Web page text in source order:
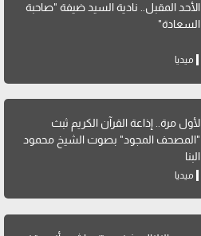
الأحد المقبل.. نادية السيد ضيفة "صاحبة
السعادة"
ميديا
لأول مرة.. إذاعة القرآن الكريم ثبث
"المصحف المجود" بصوت الشيخ محمود
البنا
ميديا